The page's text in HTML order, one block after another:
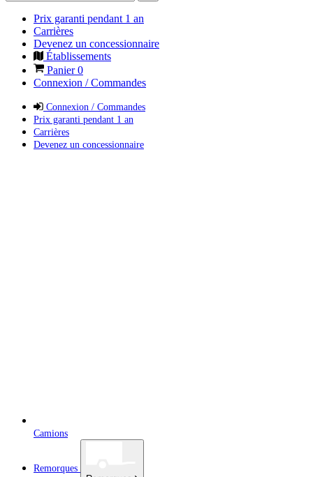
Prix garanti pendant 1 an
Carrières
Devenez un concessionnaire
Établissements
Panier0
Connexion / Commandes
Connexion / Commandes
Prix garanti pendant 1 an
Carrières
Devenez un concessionnaire
Camions
Remorques